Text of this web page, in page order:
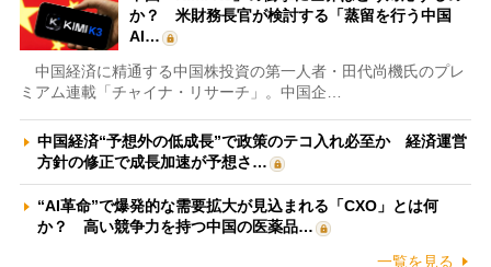
か？ 米財務長官が検討する「蒸留を行う中国
AI…
中国経済に精通する中国株投資の第一人者・田代尚機氏のプレ
ミアム連載「チャイナ・リサーチ」。中国企…
中国経済“予想外の低成長”で政策のテコ入れ必至か 経済運営
方針の修正で成長加速が予想さ…
“AI革命”で爆発的な需要拡大が見込まれる「CXO」とは何
か？ 高い競争力を持つ中国の医薬品…
一覧を見る